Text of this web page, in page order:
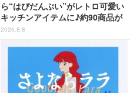
ら“はぴだんぶい”がレトロ可愛い
キッチンアイテムに♪約90商品が
登場【212 KITCHEN STORE】
2026.8.8